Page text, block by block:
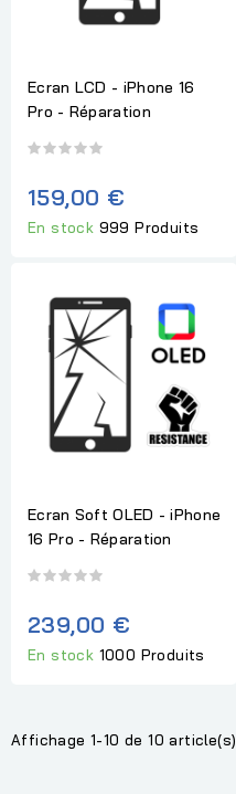
Ecran LCD - iPhone 16
Pro - Réparation
159,00 €
En stock 999 Produits
Ecran Soft OLED - iPhone
16 Pro - Réparation
239,00 €
En stock 1000 Produits
Affichage 1-10 de 10 article(s)